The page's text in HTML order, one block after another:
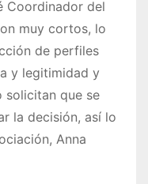
Coordinador del
muy cortos, lo
de perfiles
y legitimidad y
solicitan que se
la decisión, así lo
Anna